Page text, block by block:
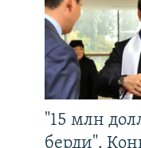
"15 млн
берди".